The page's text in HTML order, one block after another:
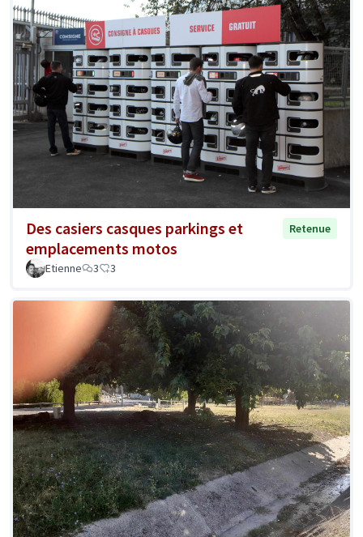
Des casiers casques parkings et
emplacements motos
Retenue
Etienne 3 3